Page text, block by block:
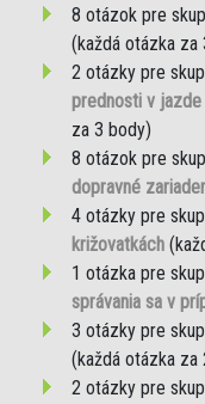
8 otázok pre
(každá otázka za
2 otázky pre
prednosti v
za 3 body)
8 otázok pre
dopravné
4 otázky pre
križovatkách
1 otázka pre
správania sa v
3 otázky pre
(každá otázka za
2 otázky pre